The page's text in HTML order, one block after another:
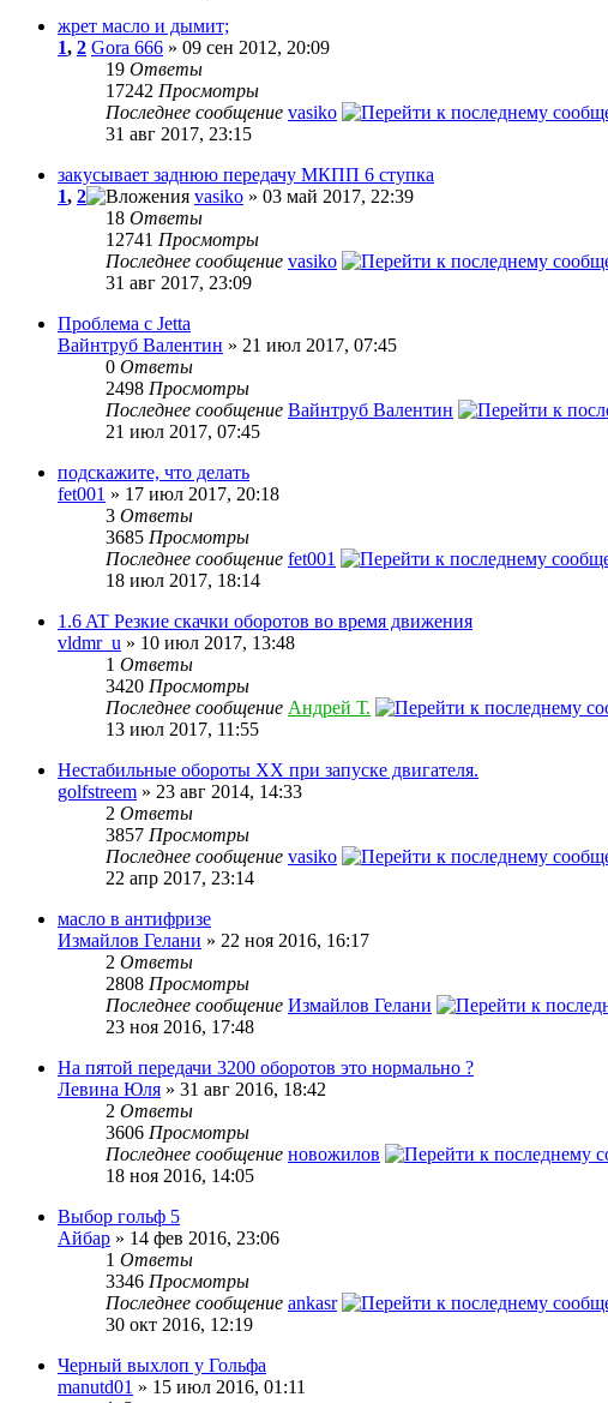
жрет масло и дымит;
1, 2 Gora 666 » 09 сен 2012, 20:09
19 Ответы
17242 Просмотры
Последнее сообщение vasiko
31 авг 2017, 23:15
закусывает заднюю передачу МКПП 6 ступка
1, 2 vasiko » 03 май 2017, 22:39
18 Ответы
12741 Просмотры
Последнее сообщение vasiko
31 авг 2017, 23:09
Проблема с Jetta
Вайнтруб Валентин » 21 июл 2017, 07:45
0 Ответы
2498 Просмотры
Последнее сообщение Вайнтруб Валентин
21 июл 2017, 07:45
подскажите, что делать
fet001 » 17 июл 2017, 20:18
3 Ответы
3685 Просмотры
Последнее сообщение fet001
18 июл 2017, 18:14
1.6 AT Резкие скачки оборотов во время движения
vldmr_u » 10 июл 2017, 13:48
1 Ответы
3420 Просмотры
Последнее сообщение Андрей Т.
13 июл 2017, 11:55
Нестабильные обороты ХХ при запуске двигателя.
golfstreem » 23 авг 2014, 14:33
2 Ответы
3857 Просмотры
Последнее сообщение vasiko
22 апр 2017, 23:14
масло в антифризе
Измайлов Гелани » 22 ноя 2016, 16:17
2 Ответы
2808 Просмотры
Последнее сообщение Измайлов Гелани
23 ноя 2016, 17:48
На пятой передачи 3200 оборотов это нормально ?
Левина Юля » 31 авг 2016, 18:42
2 Ответы
3606 Просмотры
Последнее сообщение новожилов
18 ноя 2016, 14:05
Выбор гольф 5
Айбар » 14 фев 2016, 23:06
1 Ответы
3346 Просмотры
Последнее сообщение ankasr
30 окт 2016, 12:19
Черный выхлоп у Гольфа
manutd01 » 15 июл 2016, 01:11